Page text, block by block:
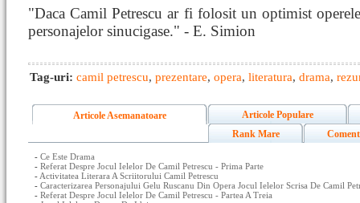
"Daca Camil Petrescu ar fi folosit un optimist
personajelor sinucigase." - E. Simion
Tag-uri: camil petrescu, prezentare, opera, literatura, drama,
Articole Asemanatoare
Articole Populare
Rank Mare
- Ce Este Drama
- Referat Despre Jocul Ielelor De Camil Petrescu - Prima Parte
- Activitatea Literara A Scriitorului Camil Petrescu
- Caracterizarea Personajului Gelu Ruscanu Din Opera Jocul Ielelor Scrisa De Camil
- Referat Despre Jocul Ielelor De Camil Petrescu - Partea A Treia